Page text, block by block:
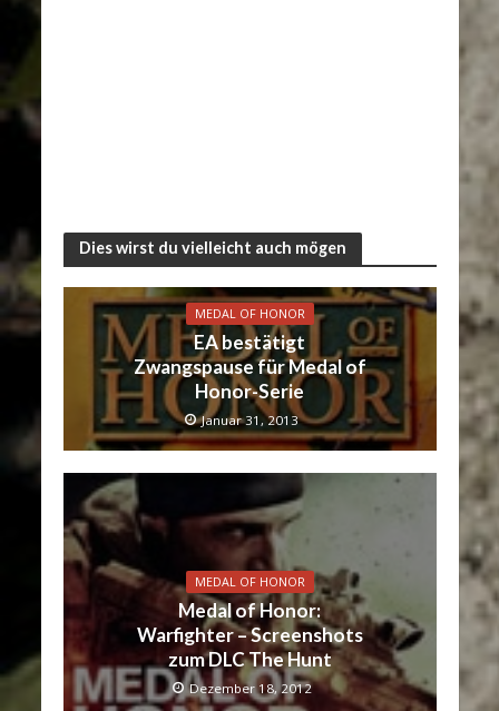
Dies wirst du vielleicht auch mögen
MEDAL OF HONOR
EA bestätigt
Zwangspause für Medal of
Honor-Serie
Januar 31, 2013
MEDAL OF HONOR
Medal of Honor:
Warfighter – Screenshots
zum DLC The Hunt
Dezember 18, 2012